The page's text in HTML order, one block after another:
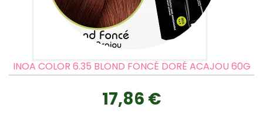
INOA COLOR 6.35 BLOND FONCÉ DORÉ ACAJOU 60G
17,86 €